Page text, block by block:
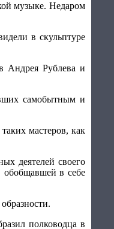
музыке. Недаром
в скульптуре
Андрея Рублева и
самобытным и
мастеров, как
деятелей своего
обобщавшей в себе
полководца в